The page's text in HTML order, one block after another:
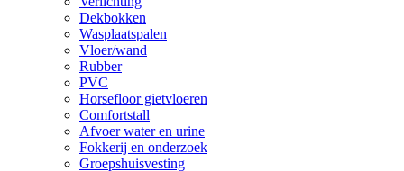
Dekbokken
Wasplaatspalen
Vloer/wand
Rubber
PVC
Horsefloor gietvloeren
Comfortstall
Afvoer water en urine
Fokkerij en onderzoek
Groepshuisvesting